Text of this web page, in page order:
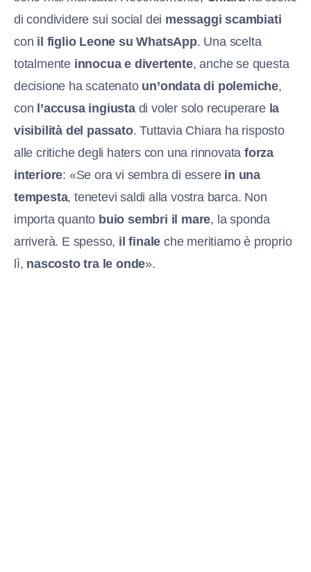
di condividere sui social dei messaggi scambiati
con il figlio Leone su WhatsApp. Una scelta
totalmente innocua e divertente, anche se questa
decisione ha scatenato un’ondata di polemiche,
con l’accusa ingiustadi voler solo recuperare la
visibilità del passato. Tuttavia Chiara ha risposto
alle critiche degli haters con una rinnovata forza
interiore: «Se ora vi sembra di essere in una
tempesta, tenetevi saldi alla vostra barca. Non
importa quanto buio sembri il mare, la sponda
arriverà. E spesso, il finale che meritiamo è proprio
lì, nascosto tra le onde».